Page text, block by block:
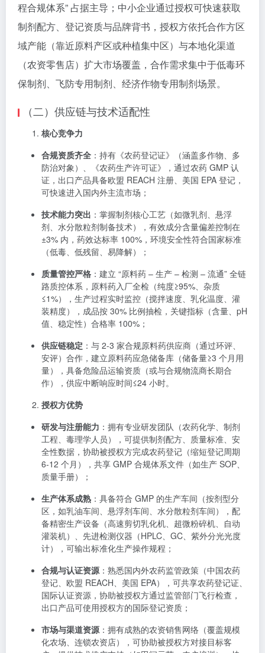
程合规体系” 占据主导；中小企业通过授权可快速获取
制剂配方、登记资质与品牌背书，授权方依托合作方区
域产能（靠近原料产区或种植集中区）与本地化渠道
（农资零售店）扩大市场覆盖，合作需求集中于低毒环
保制剂、飞防专用制剂、经济作物专用制剂场景。
（二）供应链与技术适配性
核心竞争力
合规资质齐全 ：持有《农药登记证》（涵盖多作物、多
防治对象）、《农药生产许可证》，通过农药 GMP 认
证，出口产品具备欧盟 REACH 注册、美国 EPA 登记，
可快速进入国内外主流市场；
技术能力突出 ：掌握制剂核心工艺（如微乳剂、悬浮
剂、水分散粒剂制备技术），有效成分含量偏差控制在
±3% 内，药效达标率 100%，环境安全性符合国家标准
（低毒、低残留、易降解）；
质量管控严格 ：建立 “原料药 – 生产 – 检测 – 流通” 全链
路质控体系，原料药入厂全检（纯度≥95%、杂质
≤1%），生产过程实时监控（搅拌速度、乳化温度、灌
装精度），成品按 30% 比例抽检，关键指标（含量、pH
值、稳定性）合格率 100%；
供应链稳定 ：与 2-3 家合规原料药供应商（通过环评、
安评）合作，建立原料药应急储备库（储备量≥3 个月用
量），具备危险品运输资质（或与合规物流商长期合
作），供应中断响应时间≤24 小时。
授权方优势
研发与注册能力 ：拥有专业研发团队（农药化学、制剂
工程、毒理学人员），可提供制剂配方、质量标准、安
全性数据，协助被授权方完成农药登记（缩短登记周期
6-12 个月），共享 GMP 合规体系文件（如生产 SOP、
质量手册）；
生产体系成熟 ：具备符合 GMP 的生产车间（按剂型分
区，如乳油车间、悬浮剂车间、水分散粒剂车间），配
备精密生产设备（高速剪切乳化机、超微粉碎机、自动
灌装机）、先进检测仪器（HPLC、GC、紫外分光光度
计），可输出标准化生产操作规程；
合规与认证资源：熟悉国内外农药监管政策（中国农药
登记、欧盟 REACH、美国 EPA），可共享农药登记证、
国际认证资源，协助被授权方通过监管部门飞行检查，
出口产品可使用授权方的国际登记资质；
市场与渠道资源：拥有成熟的农资销售网络（覆盖规模
化农场、连锁农资店），可协助被授权方对接目标客